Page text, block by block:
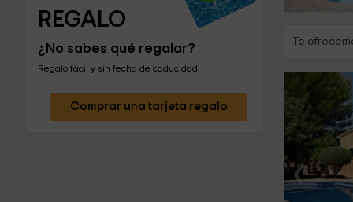
REGALO
¿No sabes qué regalar?
Regalo fácil y sin fecha de caducidad
Comprar una tarjeta regalo
Te
‹